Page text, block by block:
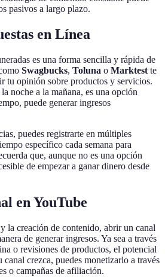
pasivos a largo plazo.
en Línea
es una forma sencilla y rápida de
Swagbucks, Toluna o Marktest te
tu opinión sobre productos y servicios.
noche a la mañana, es una opción
puede generar ingresos
puedes registrarte en múltiples
específico cada semana para
que, aunque no es una opción
de empezar a ganar dinero desde
en YouTube
y la creación de contenido, abrir un canal
de generar ingresos. Ya sea a través
o revisiones de productos, el potencial
canal crezca, puedes monetizarlo a través
o campañas de afiliación.